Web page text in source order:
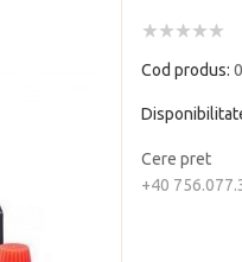
Cod produs:
Cere pret
+40